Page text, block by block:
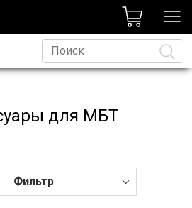
для МБТ
Фильтр